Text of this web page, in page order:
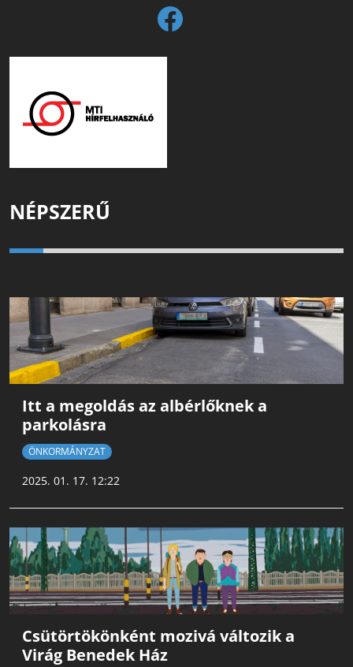
NÉPSZERŰ
Itt a megoldás az albérlőknek a
parkolásra
ÖNKORMÁNYZAT
2025. 01. 17. 12:22
Csütörtökönként mozivá változik a
Virág Benedek Ház